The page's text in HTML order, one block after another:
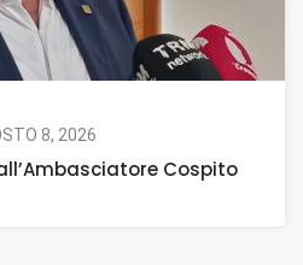
8, 2026
Cospito